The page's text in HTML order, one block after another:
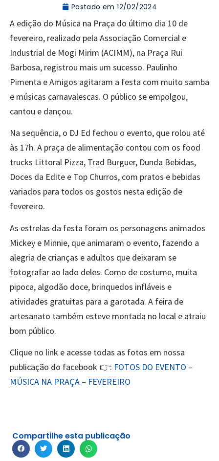
Postado em12/02/2024
A edição do Música na Praça do último dia 10 de
fevereiro, realizado pela Associação Comercial e
Industrial de Mogi Mirim (ACIMM), na Praça Rui
Barbosa, registrou mais um sucesso. Paulinho
Pimenta e Amigos agitaram a festa com muito samba
e músicas carnavalescas. O público se empolgou,
cantou e dançou.
Na sequência, o DJ Ed fechou o evento, que rolou até
às 17h. A praça de alimentação contou com os food
trucks Littoral Pizza, Trad Burguer, Dunda Bebidas,
Doces da Edite e Top Churros, com pratos e bebidas
variados para todos os gostos nesta edição de
fevereiro.
As estrelas da festa foram os personagens animados
Mickey e Minnie, que animaram o evento, fazendo a
alegria de crianças e adultos que deixaram se
fotografar ao lado deles. Como de costume, muita
pipoca, algodão doce, brinquedos infláveis e
atividades gratuitas para a garotada. A feira de
artesanato também esteve montada no local e atraiu
bom público.
Clique no link e acesse todas as fotos em nossa
publicação do facebook 👉: FOTOS DO EVENTO –
MÚSICA NA PRAÇA – FEVEREIRO
Compartilhe esta publicação